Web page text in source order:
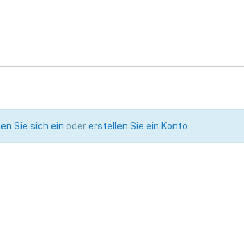
Sie sich ein odererstellen Sie ein Konto.